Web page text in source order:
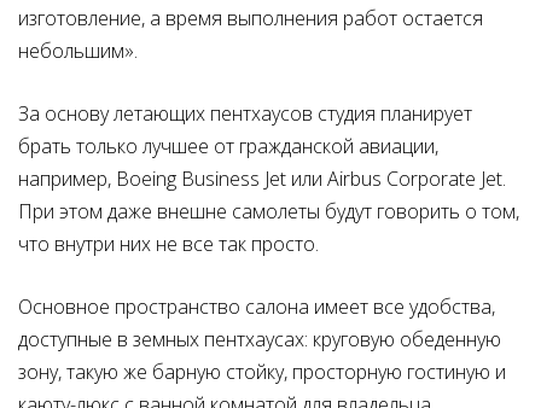
изготовление, а время выполнения работ остается
небольшим».
За основу летающих пентхаусов студия планирует
брать только лучшее от гражданской авиации,
например, Boeing Business Jet или Airbus Corporate Jet.
При этом даже внешне самолеты будут говорить о том,
что внутри них не все так просто.
Основное пространство салона имеет все удобства,
доступные в земных пентхаусах: круговую обеденную
зону, такую же барную стойку, просторную гостиную и